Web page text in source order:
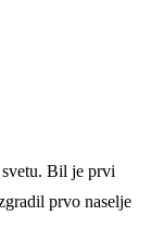
Bil je prvi
prvo naselje